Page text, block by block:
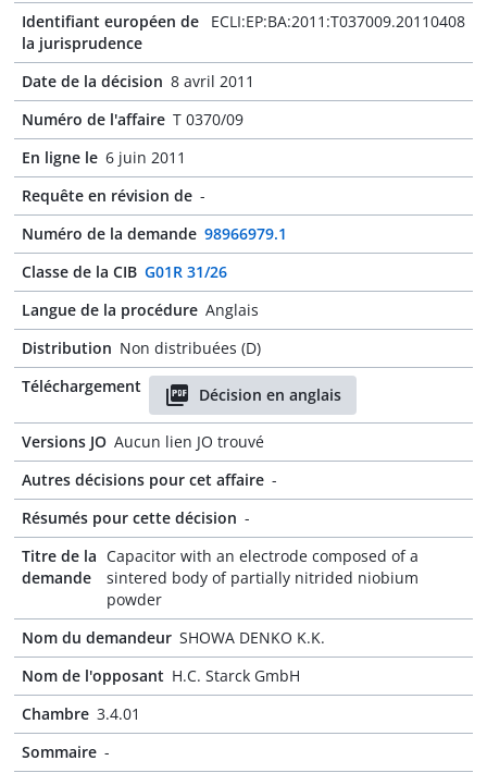
Identifiant européen de
la jurisprudence
ECLI:EP:BA:2011:T037009.20110408
Date de la décision 8 avril 2011
Numéro de l'affaire T 0370/09
En ligne le 6 juin 2011
Requête en révision de -
Numéro de la demande 98966979.1
Classe de la CIB G01R 31/26
Langue de la procédure Anglais
Distribution Non distribuées (D)
Téléchargement
Décision en anglais
Versions JO Aucun lien JO trouvé
Autres décisions pour cet affaire -
Résumés pour cette décision -
Titre de la
demande
Capacitor with an electrode composed of a
sintered body of partially nitrided niobium
powder
Nom du demandeur SHOWA DENKO K.K.
Nom de l'opposant H.C. Starck GmbH
Chambre 3.4.01
Sommaire -